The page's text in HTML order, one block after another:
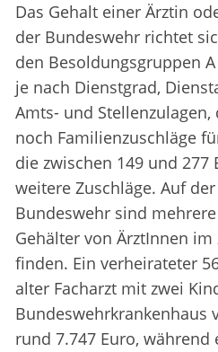
Das Gehalt einer Ärztin
der Bundeswehr richtet
den Besoldungsgruppen
je nach Dienstgrad,
Amts- und Stellenzulagen,
noch Familienzuschläge
die zwischen 149 und 277
weitere Zuschläge. Auf
Bundeswehr sind
Gehälter von ÄrztInnen im
finden. Ein verheirateter
alter Facharzt mit zwei
Bundeswehrkrankenhaus
rund 7.747 Euro, während